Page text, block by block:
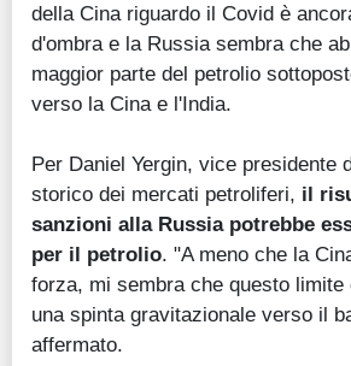
della Cina riguardo il Covid è
d'ombra e la Russia sembra che
maggior parte del petrolio
verso la Cina e l'India.
Per Daniel Yergin, vice presidente
storico dei mercati petroliferi, il
sanzioni alla Russia potrebbe
per il petrolio. "A meno che la
forza, mi sembra che questo limite
una spinta gravitazionale verso il
affermato.